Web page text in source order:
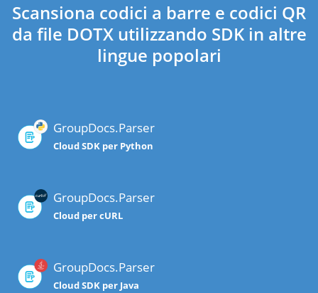
Scansiona codici a barre e codici QR
da file DOTX utilizzando SDK in altre
lingue popolari
GroupDocs.Parser
Cloud SDK per Python
GroupDocs.Parser
Cloud per cURL
GroupDocs.Parser
Cloud SDK per Java